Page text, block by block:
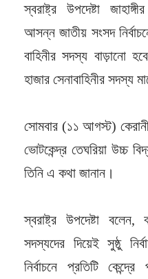
স্বরাষ্ট্র উপদেষ্টা
আসন্ন জাতীয় সংসদ
বাহিনীর সদস্য বাড়ানো
হাজার সেনাবাহিনীর সদস্য
সোমবার (১১ আগস্ট)
ভোটকেন্দ্র তেঘরিয়া উচ্চ
তিনি এ কথা জানান।
স্বরাষ্ট্র উপদেষ্টা বলেন,
সদস্যদের দিয়েই সুষ্ঠু
নির্বাচনে প্রতিটি